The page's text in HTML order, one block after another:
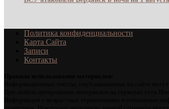
Политика конфиденциальности
Карта Сайта
Записи
Контакты